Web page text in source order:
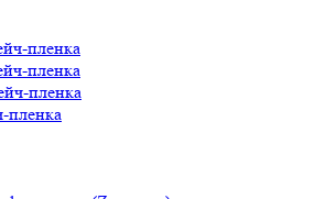
пленка
пленка
пленка
пленка